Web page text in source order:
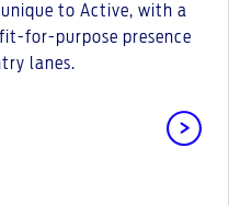
to Active, with a
for-purpose presence
lanes.